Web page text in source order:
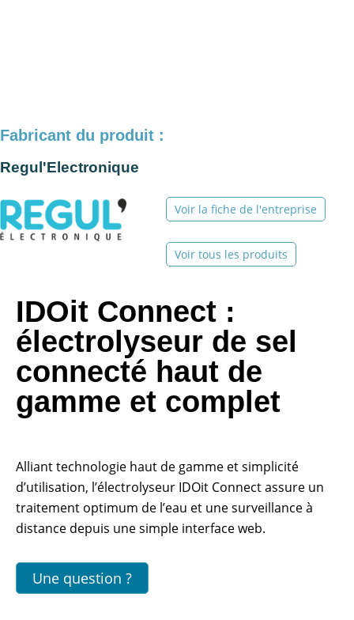
Fabricant du produit :
Regul'Electronique
Voir la fiche de l'entreprise
Voir tous les produits
IDOit Connect :
électrolyseur de sel
connecté haut de
gamme et complet
Alliant technologie haut de gamme et simplicité
d’utilisation, l’électrolyseur IDOit Connect assure un
traitement optimum de l’eau et une surveillance à
distance depuis une simple interface web.
Une question ?